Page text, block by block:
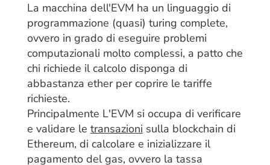
La macchina dell'EVM ha un linguaggio di
programmazione (quasi) turing complete,
ovvero in grado di eseguire problemi
computazionali molto complessi, a patto che
chi richiede il calcolo disponga di
abbastanza ether per coprire le tariffe
richieste.
Principalmente L'EVM si occupa di verificare
e validare le transazioni sulla blockchain di
Ethereum, di calcolare e inizializzare il
pagamento del gas, ovvero la tassa